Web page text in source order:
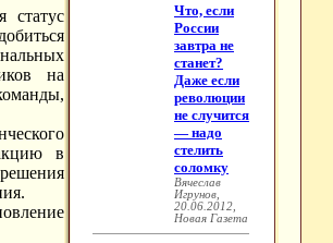
статус
на
в